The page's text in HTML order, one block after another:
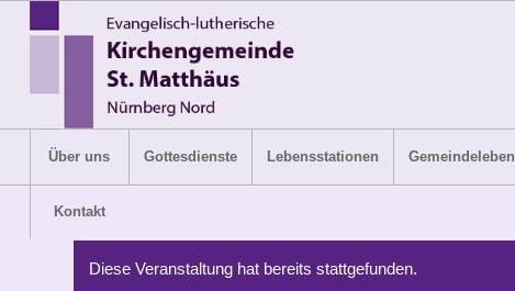
Über uns Gottesdienste Lebensstationen Gemeindeleben
Kontakt
Diese Veranstaltung hat bereits stattgefunden.